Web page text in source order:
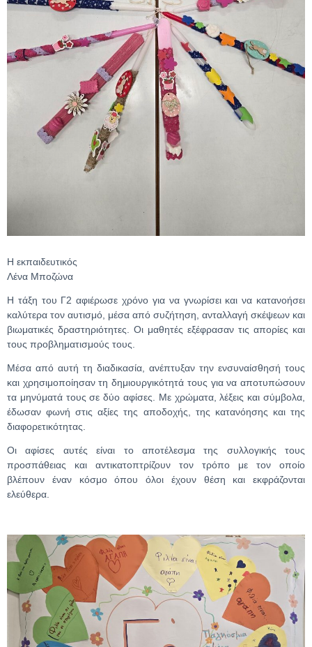
Η εκπαιδευτικός
Λένα Μποζώνα
Η τάξη του Γ2 αφιέρωσε χρόνο για να γνωρίσει και να κατανοήσει
καλύτερα τον αυτισμό, μέσα από συζήτηση, ανταλλαγή σκέψεων και
βιωματικές δραστηριότητες. Οι μαθητές εξέφρασαν τις απορίες και
τους προβληματισμούς τους.
Μέσα από αυτή τη διαδικασία, ανέπτυξαν την ενσυναίσθησή τους
και χρησιμοποίησαν τη δημιουργικότητά τους για να αποτυπώσουν
τα μηνύματά τους σε δύο αφίσες. Με χρώματα, λέξεις και σύμβολα,
έδωσαν φωνή στις αξίες της αποδοχής, της κατανόησης και της
διαφορετικότητας.
Οι αφίσες αυτές είναι το αποτέλεσμα της συλλογικής τους
προσπάθειας και αντικατοπτρίζουν τον τρόπο με τον οποίο
βλέπουν έναν κόσμο όπου όλοι έχουν θέση και εκφράζονται
ελεύθερα.